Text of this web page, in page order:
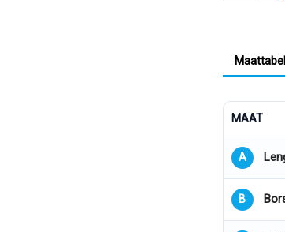
Maattabel
MAAT
A
B